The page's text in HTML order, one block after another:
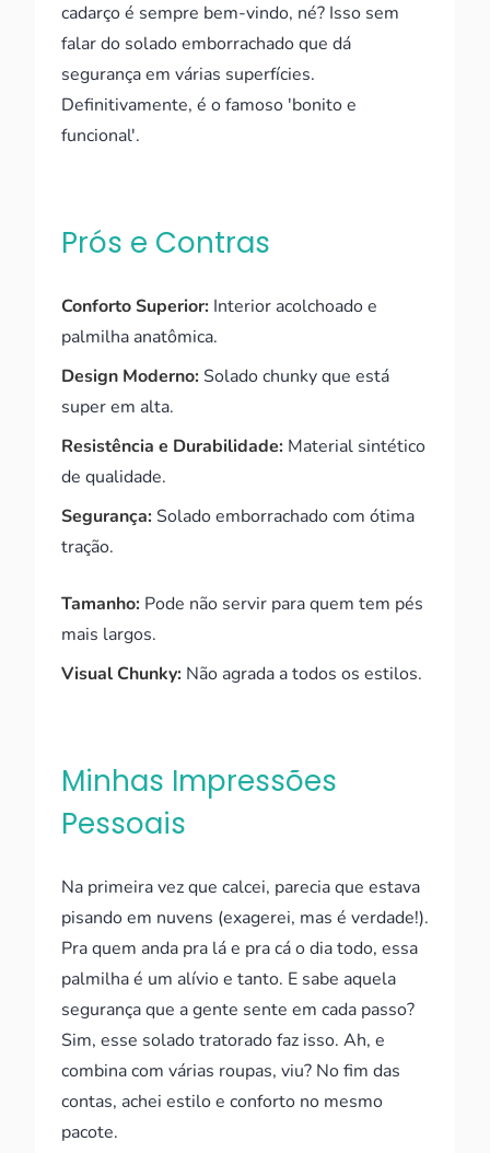
cadarço é sempre bem-vindo, né? Isso sem
falar do solado emborrachado que dá
segurança em várias superfícies.
Definitivamente, é o famoso 'bonito e
funcional'.
Prós e Contras
Conforto Superior: Interior acolchoado e
palmilha anatômica.
Design Moderno:Solado chunky que está
super em alta.
Resistência e Durabilidade: Material sintético
de qualidade.
Segurança:Solado emborrachado com ótima
tração.
Tamanho: Pode não servir para quem tem pés
mais largos.
Visual Chunky: Não agrada a todos os estilos.
Minhas Impressões
Pessoais
Na primeira vez que calcei, parecia que estava
pisando em nuvens (exagerei, mas é verdade!).
Pra quem anda pra lá e pra cá o dia todo, essa
palmilha é um alívio e tanto. E sabe aquela
segurança que a gente sente em cada passo?
Sim, esse solado tratorado faz isso. Ah, e
combina com várias roupas, viu? No fim das
contas, achei estilo e conforto no mesmo
pacote.